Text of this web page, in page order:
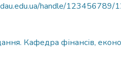
handle/123456789/
Кафедра фінансів,